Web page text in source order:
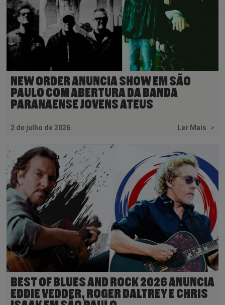
NEW ORDER ANUNCIA SHOW EM SÃO
PAULO COM ABERTURA DA BANDA
PARANAENSE JOVENS ATEUS
2 de julho de 2026 Ler Mais >
BEST OF BLUES AND ROCK 2026 ANUNCIA
EDDIE VEDDER, ROGER DALTREY E CHRIS